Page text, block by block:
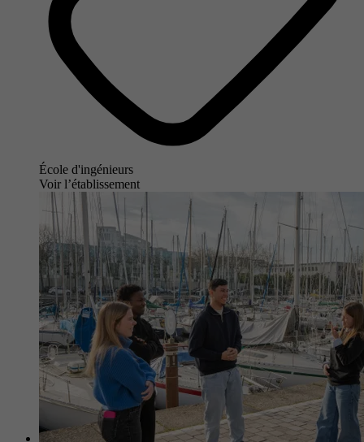
École d'ingénieurs
Voir l’établissement